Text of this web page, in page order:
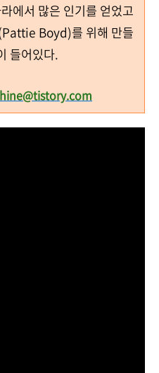
에서 많은 인기를 얻었고
Boyd)를 위해 만들
들어있다.